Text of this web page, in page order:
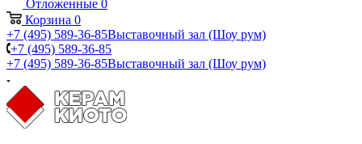
Отложенные 0
Корзина 0
+7 (495) 589-36-85Выставочный зал (Шоу рум)
+7 (495) 589-36-85
+7 (495) 589-36-85Выставочный зал (Шоу рум)